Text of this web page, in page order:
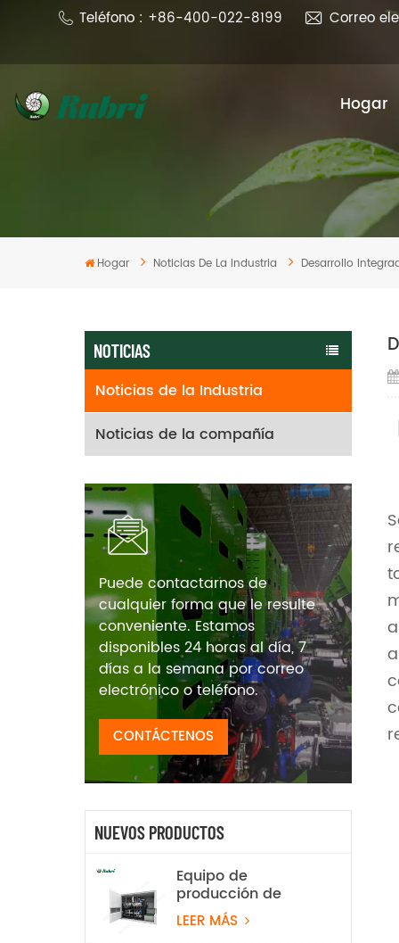
Teléfono : +86-400-022-8199 Correo
Hogar
Hogar Noticias De La Industria Desarrollo
NOTICIAS
Noticias de la Industria
Noticias de la compañía
Puede contactarnos de
cualquier forma que le resulte
conveniente. Estamos
disponibles 24 horas al día, 7
días a la semana por correo
electrónico o teléfono.
CONTÁCTENOS
NUEVOS PRODUCTOS
Equipo de
producción de
hidrógeno por
electrólisis de agua
LEER MÁS